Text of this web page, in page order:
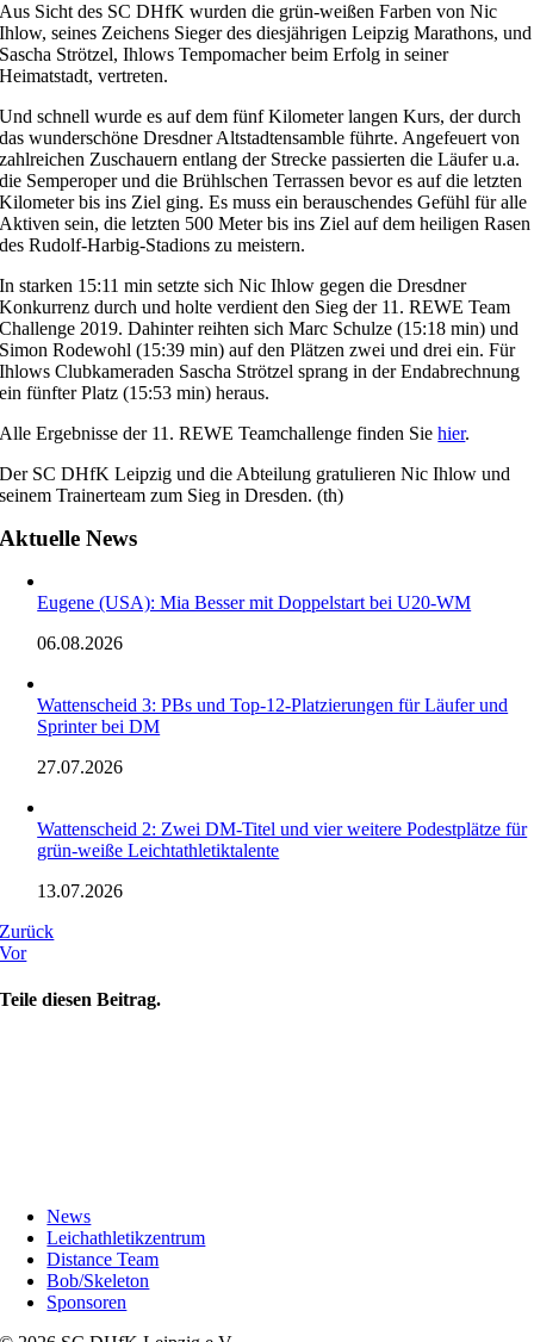
Aus Sicht des SC DHfK wurden die grün-weißen Farben von Nic
Ihlow, seines Zeichens Sieger des diesjährigen Leipzig Marathons, und
Sascha Strötzel, Ihlows Tempomacher beim Erfolg in seiner
Heimatstadt, vertreten.
Und schnell wurde es auf dem fünf Kilometer langen Kurs, der durch
das wunderschöne Dresdner Altstadtensamble führte. Angefeuert von
zahlreichen Zuschauern entlang der Strecke passierten die Läufer u.a.
die Semperoper und die Brühlschen Terrassen bevor es auf die letzten
Kilometer bis ins Ziel ging. Es muss ein berauschendes Gefühl für alle
Aktiven sein, die letzten 500 Meter bis ins Ziel auf dem heiligen Rasen
des Rudolf-Harbig-Stadions zu meistern.
In starken 15:11 min setzte sich Nic Ihlow gegen die Dresdner
Konkurrenz durch und holte verdient den Sieg der 11. REWE Team
Challenge 2019. Dahinter reihten sich Marc Schulze (15:18 min) und
Simon Rodewohl (15:39 min) auf den Plätzen zwei und drei ein. Für
Ihlows Clubkameraden Sascha Strötzel sprang in der Endabrechnung
ein fünfter Platz (15:53 min) heraus.
Alle Ergebnisse der 11. REWE Teamchallenge finden Siehier.
Der SC DHfK Leipzig und die Abteilung gratulieren Nic Ihlow und
seinem Trainerteam zum Sieg in Dresden. (th)
Aktuelle News
Eugene (USA): Mia Besser mit Doppelstart bei U20-WM
06.08.2026
Wattenscheid 3: PBs und Top-12-Platzierungen für Läufer und
Sprinter bei DM
27.07.2026
Wattenscheid 2: Zwei DM-Titel und vier weitere Podestplätze für
grün-weiße Leichtathletiktalente
13.07.2026
Zurück
Vor
Teile diesen Beitrag.
News
Leichathletikzentrum
Distance Team
Bob/Skeleton
Sponsoren